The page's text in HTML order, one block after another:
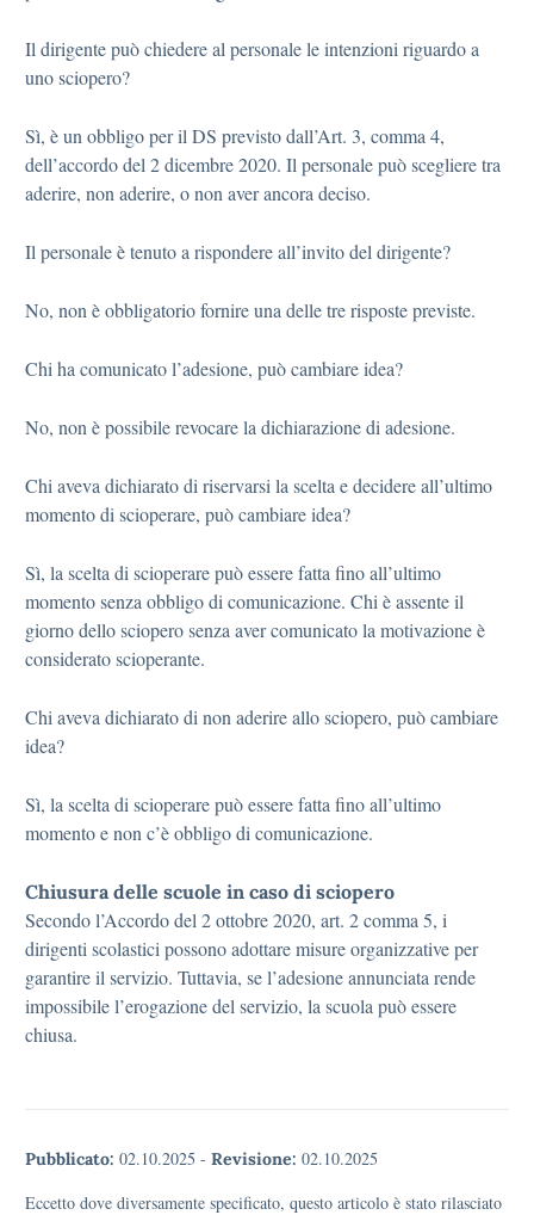
Il dirigente può chiedere al personale le intenzioni riguardo a
uno sciopero?
Sì, è un obbligo per il DS previsto dall’Art. 3, comma 4,
dell’accordo del 2 dicembre 2020. Il personale può scegliere tra
aderire, non aderire, o non aver ancora deciso.
Il personale è tenuto a rispondere all’invito del dirigente?
No, non è obbligatorio fornire una delle tre risposte previste.
Chi ha comunicato l’adesione, può cambiare idea?
No, non è possibile revocare la dichiarazione di adesione.
Chi aveva dichiarato di riservarsi la scelta e decidere all’ultimo
momento di scioperare, può cambiare idea?
Sì, la scelta di scioperare può essere fatta fino all’ultimo
momento senza obbligo di comunicazione. Chi è assente il
giorno dello sciopero senza aver comunicato la motivazione è
considerato scioperante.
Chi aveva dichiarato di non aderire allo sciopero, può cambiare
idea?
Sì, la scelta di scioperare può essere fatta fino all’ultimo
momento e non c’è obbligo di comunicazione.
Chiusura delle scuole in caso di sciopero
Secondo l’Accordo del 2 ottobre 2020, art. 2 comma 5, i
dirigenti scolastici possono adottare misure organizzative per
garantire il servizio. Tuttavia, se l’adesione annunciata rende
impossibile l’erogazione del servizio, la scuola può essere
chiusa.
Pubblicato: 02.10.2025 - Revisione: 02.10.2025
Eccetto dove diversamente specificato, questo articolo è stato rilasciato